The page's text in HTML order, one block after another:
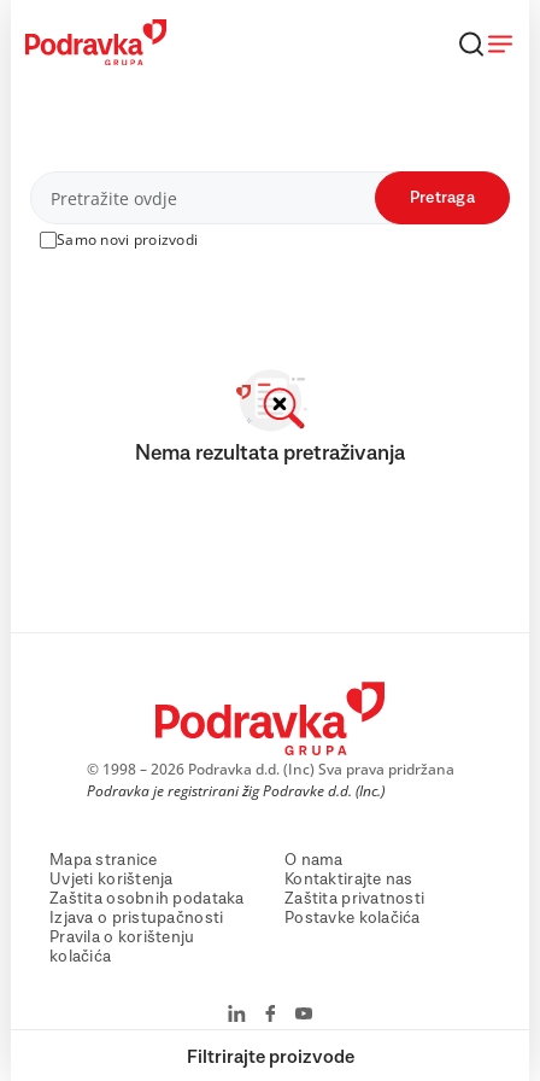
content
Proizvodi
Samo novi proizvodi
Pretraga
Filtrirajte proizvode
Nema rezultata pretraživanja
© 1998 – 2026 Podravka d.d. (Inc) Sva prava pridržana
Podravka je registrirani žig Podravke d.d. (Inc.)
Mapa stranice
Uvjeti korištenja
Zaštita osobnih podataka
Izjava o pristupačnosti
Pravila o korištenju
kolačića
O nama
Kontaktirajte nas
Zaštita privatnosti
Postavke kolačića